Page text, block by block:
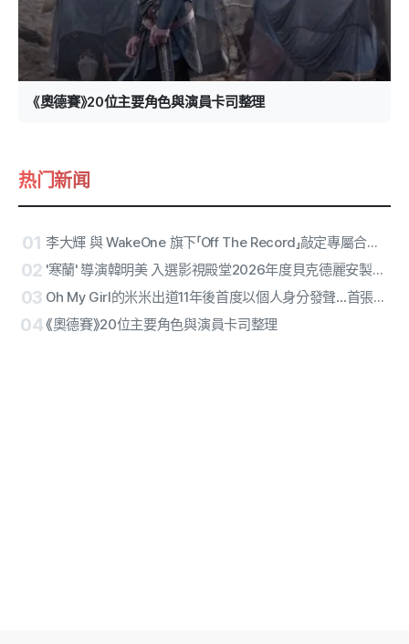
《奧德賽》20位主要角色與演員卡司整理
热门新闻
01 李大輝 與 WakeOne 旗下「Off The Record」敲定專屬合約… 多面向藝人開啟個人獨奏生涯第2章
02 '寒蘭' 導演韓明美 入選影視殿堂2026年度貝克德麗安製作人獎
03 Oh My Girl的米米出道11年後首度以個人身分發聲…首張單曲〈Bish Bash Bosh〉自信宣告
04《奧德賽》20位主要角色與演員卡司整理